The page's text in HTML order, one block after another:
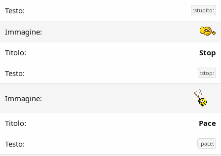
:stupito:
Stop
:stop:
Pace
:pace: